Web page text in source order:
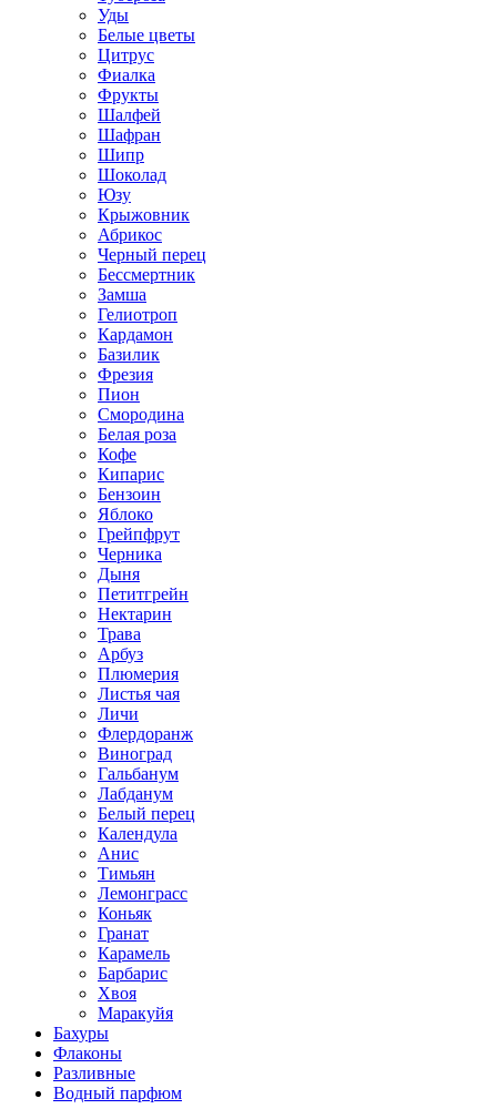
Уды
Белые цветы
Цитрус
Фиалка
Фрукты
Шалфей
Шафран
Шипр
Шоколад
Юзу
Крыжовник
Абрикос
Черный перец
Бессмертник
Замша
Гелиотроп
Кардамон
Базилик
Фрезия
Пион
Смородина
Белая роза
Кофе
Кипарис
Бензоин
Яблоко
Грейпфрут
Черника
Дыня
Петитгрейн
Нектарин
Трава
Арбуз
Плюмерия
Листья чая
Личи
Флердоранж
Виноград
Гальбанум
Лабданум
Белый перец
Календула
Анис
Тимьян
Лемонграсс
Коньяк
Гранат
Карамель
Барбарис
Хвоя
Маракуйя
Бахуры
Флаконы
Разливные
Водный парфюм